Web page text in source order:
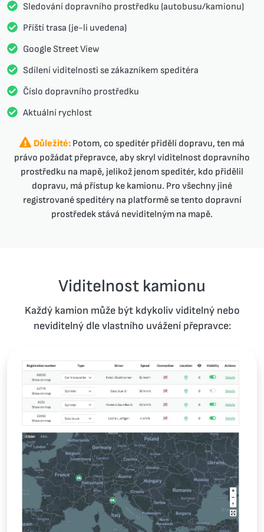
Sledování dopravního prostředku (autobusu/kamionu)
Příští trasa (je-li uvedena)
Google Street View
Sdílení viditelnosti se zákazníkem speditéra
Číslo dopravního prostředku
Aktuální rychlost
Důležité: Potom, co speditér přidělí dopravu, ten má
právo požádat přepravce, aby skryl viditelnost dopravního
prostředku na mapě, jelikož jenom speditér, kdo přidělil
dopravu, má přístup ke kamionu. Pro všechny jiné
registrované speditéry na platformě se tento dopravní
prostředek stává neviditelným na mapě.
Viditelnost kamionu
Každý kamion může být kdykoliv viditelný nebo
neviditelný dle vlastního uvážení přepravce: